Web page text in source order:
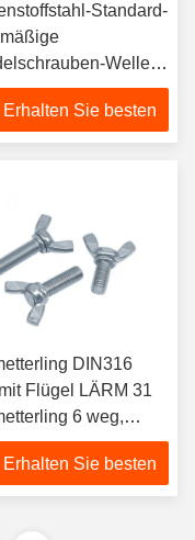
Standard-
Wellen-
Rändelschraube
ASME B 18,17 IFI-
mit
Erhalten Sie besten
DIN316
Flügel LÄRM 31
6 weg,
, denstahl Wing
schraubt
Erhalten Sie besten